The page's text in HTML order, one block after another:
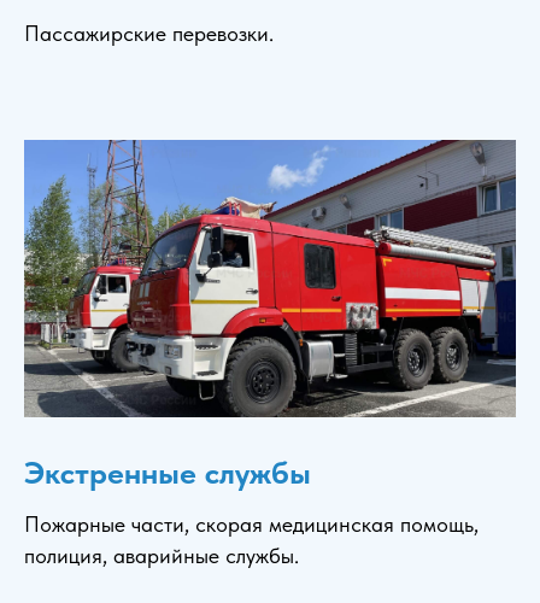
Пассажирские перевозки.
Экстренные службы
Пожарные части, скорая медицинская помощь,
полиция, аварийные службы.